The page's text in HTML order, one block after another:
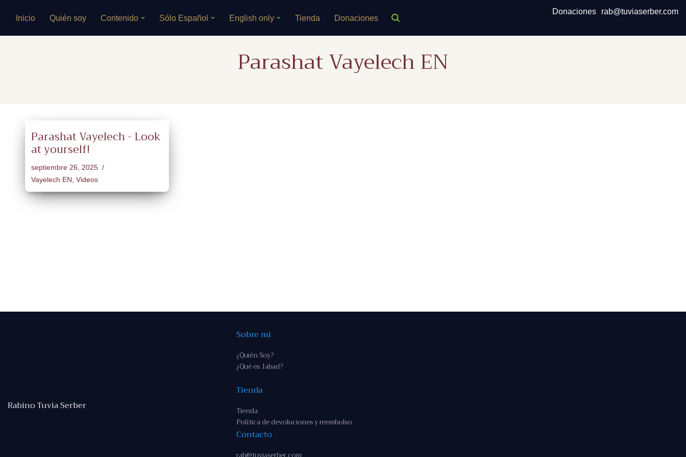
Inicio Quién soy Contenido Sólo Español English only Tienda Donaciones
Donaciones rab@tuviaserber.com
Parashat Vayelech EN
Parashat Vayelech - Look
at yourself!
septiembre 26, 2025
Vayelech EN Videos
Rabino Tuvia Serber
Sobre mi
¿Quién Soy?
¿Qué es Jabad?
Tienda
Tienda
Política de devoluciones y reembolso
Contacto